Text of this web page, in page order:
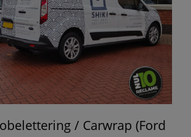
/ Carwrap (Ford